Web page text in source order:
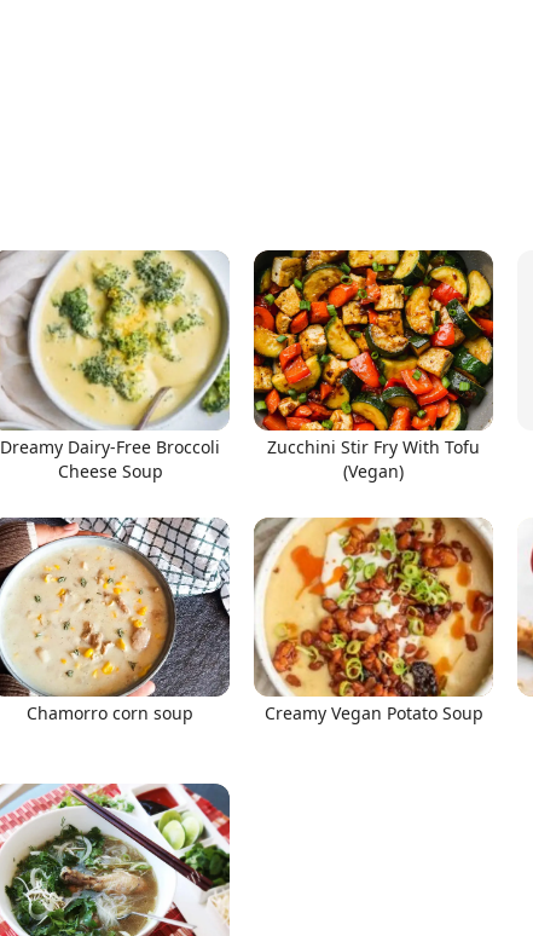
Dreamy Dairy-Free Broccoli
Cheese Soup
Zucchini Stir Fry With Tofu
(Vegan)
Chamorro corn soup Creamy Vegan Potato Soup